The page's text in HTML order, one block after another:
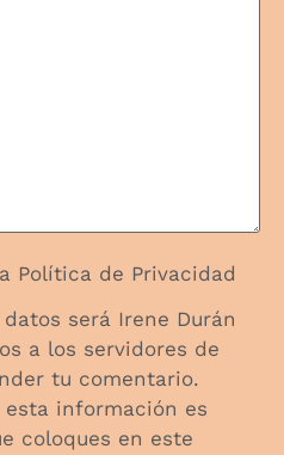
Política de Privacidad
será Irene Durán
a los servidores de
tu comentario.
información es
coloques en este